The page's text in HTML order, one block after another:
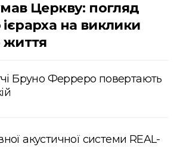
Церкву: погляд
на виклики
життя
Бруно Ферреро повертають
акустичної системи REAL-